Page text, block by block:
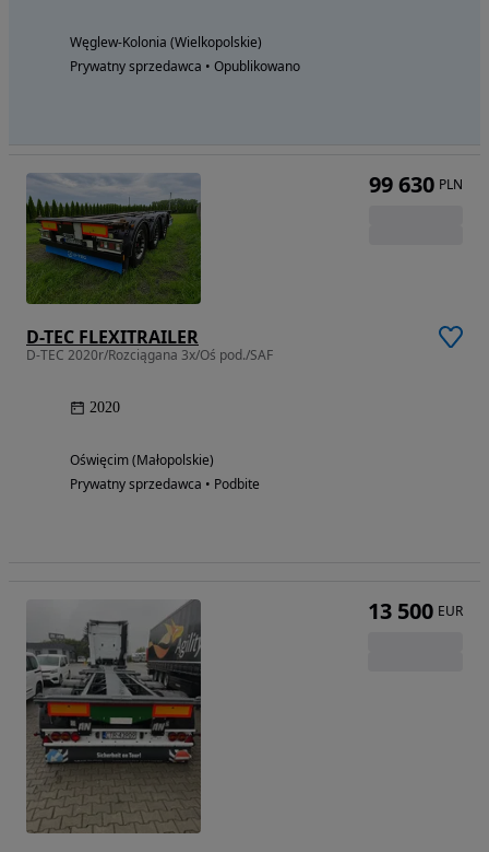
Węglew-Kolonia (Wielkopolskie)
Prywatny sprzedawca • Opublikowano
D-TEC FLEXITRAILER
D-TEC 2020r/Rozciągana 3x/Oś pod./SAF
2020
Oświęcim (Małopolskie)
Prywatny sprzedawca • Podbite
99 630 PLN
13 500 EUR